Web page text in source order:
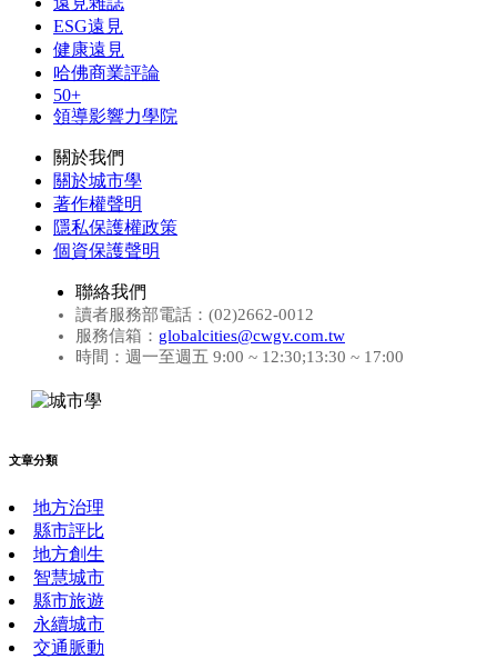
ESG遠見
健康遠見
哈佛商業評論
50+
領導影響力學院
關於我們
關於城市學
著作權聲明
隱私保護權政策
個資保護聲明
聯絡我們
讀者服務部電話：(02)2662-0012
服務信箱： globalcities@cwgv.com.tw
時間：週一至週五 9:00 ~ 12:30;13:30 ~ 17:00
文章分類
地方治理
縣市評比
地方創生
智慧城市
縣市旅遊
永續城市
交通脈動